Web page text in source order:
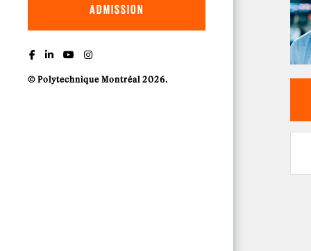
ADMISSION
© Polytechnique Montréal 2026.